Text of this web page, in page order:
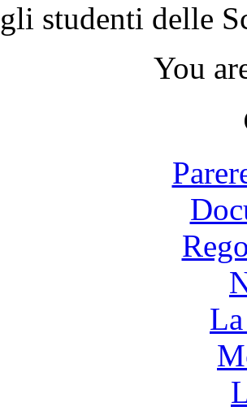
studenti delle
You